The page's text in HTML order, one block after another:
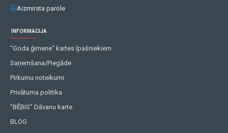
Aizmirsta parole
INFORMĀCIJA
"Goda ģimene" kartes īpašniekiem
Saņemšana/Piegāde
Pirkumu noteikumi
Privātuma politika
"BĒBIS" Dāvanu karte
BLOG